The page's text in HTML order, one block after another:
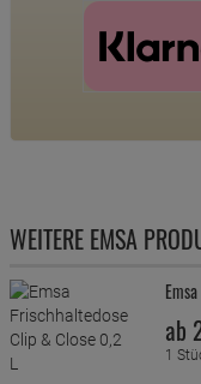
WEITERE EMSA
ab
1